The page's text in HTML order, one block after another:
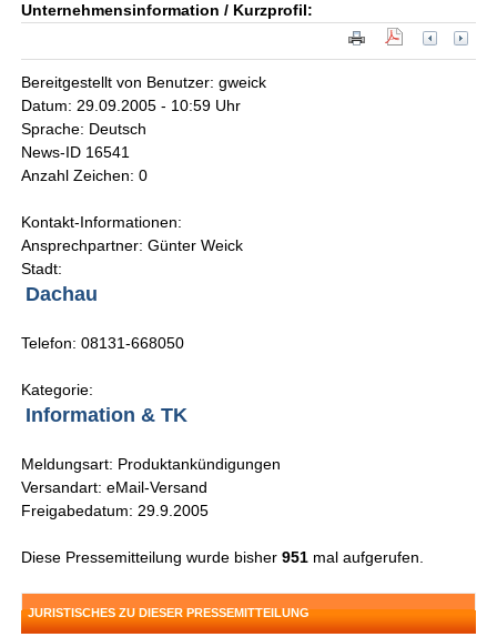
Unternehmensinformation / Kurzprofil:
Bereitgestellt von Benutzer: gweick
Datum: 29.09.2005 - 10:59 Uhr
Sprache: Deutsch
News-ID 16541
Anzahl Zeichen: 0
Kontakt-Informationen:
Ansprechpartner: Günter Weick
Stadt:
Dachau
Telefon: 08131-668050
Kategorie:
Information & TK
Meldungsart: Produktankündigungen
Versandart: eMail-Versand
Freigabedatum: 29.9.2005
Diese Pressemitteilung wurde bisher951 mal aufgerufen.
JURISTISCHES ZU DIESER PRESSEMITTEILUNG